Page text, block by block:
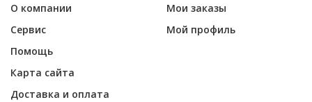
О компании
Сервис
Помощь
Карта сайта
Доставка и оплата
Мои заказы
Мой профиль